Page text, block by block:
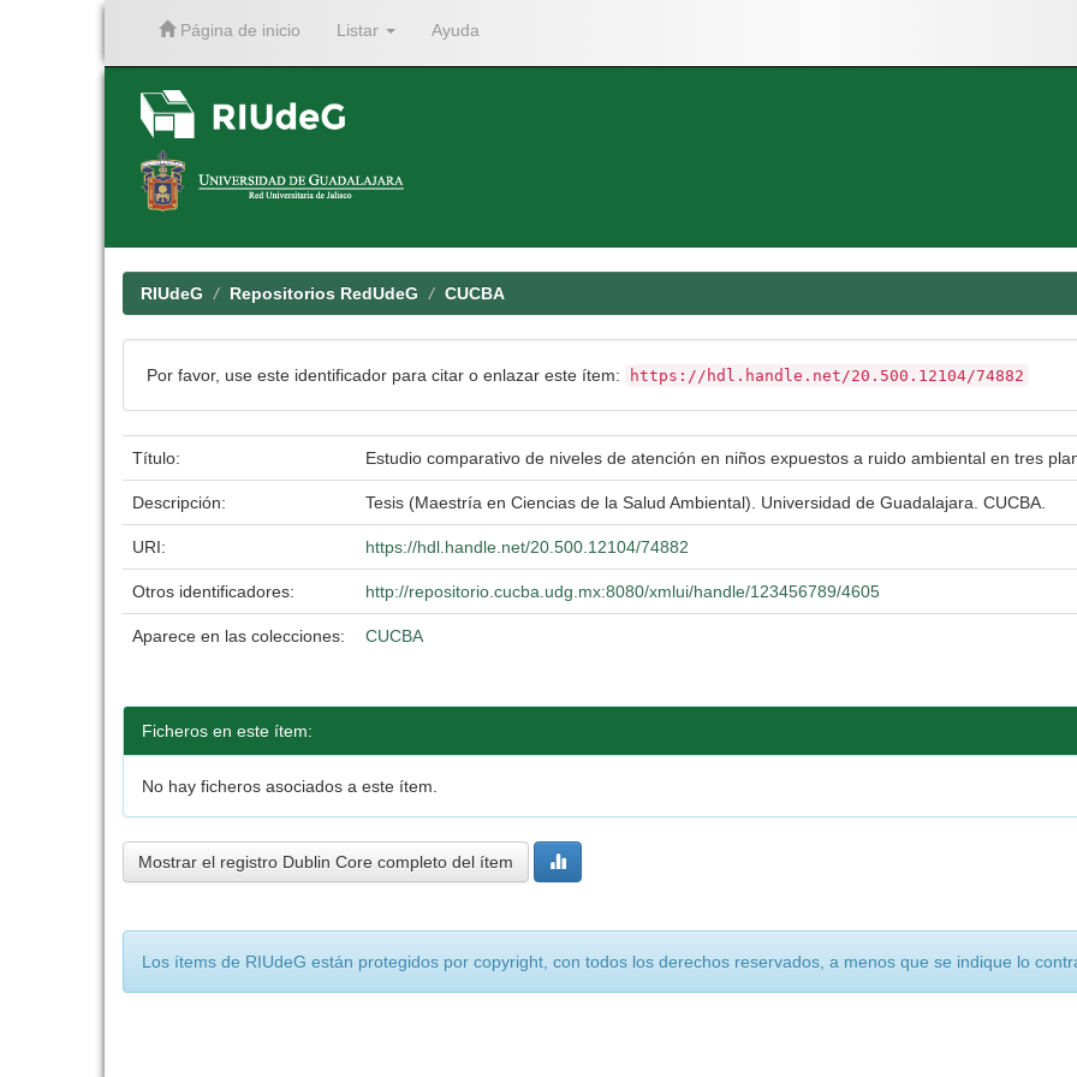
Página de inicio Listar Ayuda
RIUdeG Repositorios RedUdeG CUCBA
Por favor, use este identificador para citar o enlazar este ítem: https://hdl.handle.net/20.500.12104/74882
Título: Estudio comparativo de niveles de atención en niños expuestos a ruido ambiental en tres
Descripción: Tesis (Maestría en Ciencias de la Salud Ambiental). Universidad de Guadalajara. CUCBA.
URI: https://hdl.handle.net/20.500.12104/74882
Otros identificadores: http://repositorio.cucba.udg.mx:8080/xmlui/handle/123456789/4605
Aparece en las colecciones: CUCBA
Ficheros en este ítem:
No hay ficheros asociados a este ítem.
Mostrar el registro Dublin Core completo del ítem
Los ítems de RIUdeG están protegidos por copyright, con todos los derechos reservados, a menos que se indique lo